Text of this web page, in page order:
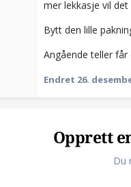
mer lekkasje vil det
Bytt den lille
Angående teller
Endret 26.
Opprett
Du